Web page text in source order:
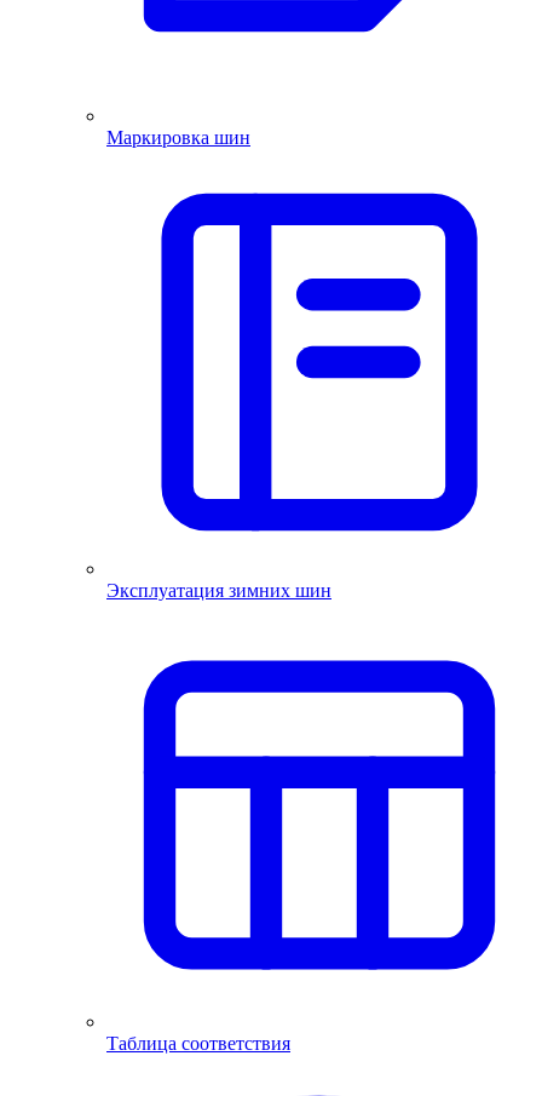
Маркировка шин
Эксплуатация зимних шин
Таблица соответствия